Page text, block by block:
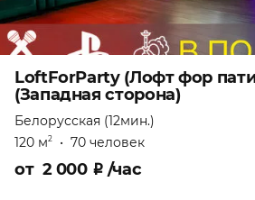
LoftForParty (Лофт фор
(Западная сторона)
Белорусская (12мин.)
120 м2 • 70 человек
от 2 000 ₽ /час